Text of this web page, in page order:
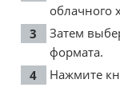
облачного
Затем
формата.
Нажмите